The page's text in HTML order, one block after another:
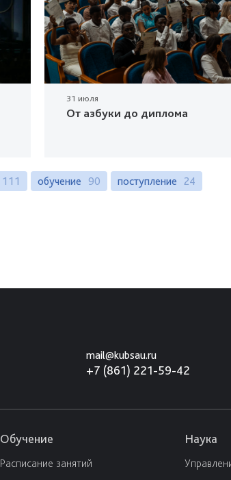
31 июля
От азбуки до диплома
111 обучение 90 поступление 24
mail@kubsau.ru
+7 (861) 221-59-42
Обучение
Расписание занятий
Наука